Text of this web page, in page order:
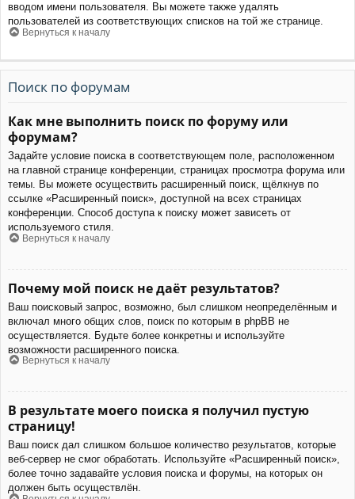
вводом имени пользователя. Вы можете также удалять
пользователей из соответствующих списков на той же странице.
Вернуться к началу
Поиск по форумам
Как мне выполнить поиск по форуму или
форумам?
Задайте условие поиска в соответствующем поле, расположенном
на главной странице конференции, страницах просмотра форума или
темы. Вы можете осуществить расширенный поиск, щёлкнув по
ссылке «Расширенный поиск», доступной на всех страницах
конференции. Способ доступа к поиску может зависеть от
используемого стиля.
Вернуться к началу
Почему мой поиск не даёт результатов?
Ваш поисковый запрос, возможно, был слишком неопределённым и
включал много общих слов, поиск по которым в phpBB не
осуществляется. Будьте более конкретны и используйте
возможности расширенного поиска.
Вернуться к началу
В результате моего поиска я получил пустую
страницу!
Ваш поиск дал слишком большое количество результатов, которые
веб-сервер не смог обработать. Используйте «Расширенный поиск»,
более точно задавайте условия поиска и форумы, на которых он
должен быть осуществлён.